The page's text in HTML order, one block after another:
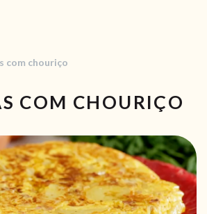
RECEITAS
VÍDEOS
RECEITAS VEGGIE
SOBRE NÓS
LOJA ONLINE
com chouriço
COM CHOURIÇO